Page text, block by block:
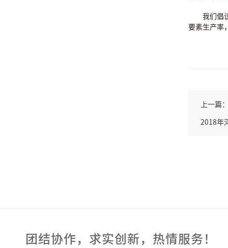
我们倡议
要素生产率
上一篇
2018年
团结协作，求实创新，热情服务！